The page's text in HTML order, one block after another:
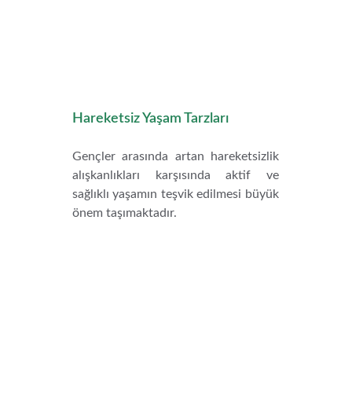
Hareketsiz Yaşam Tarzları
Gençler arasında artan hareketsizlik
alışkanlıkları karşısında aktif ve
sağlıklı yaşamın teşvik edilmesi büyük
önem taşımaktadır.